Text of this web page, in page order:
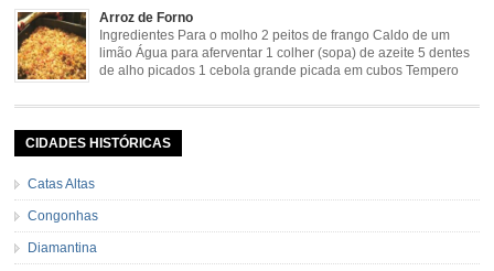
de Preparo: 40 minutos http://eusoumineirouaiso.com.br/culinaria-
mineira/bananada#tempo-de-preparo
Arroz de Forno
Ingredientes Para o molho 2 peitos de frango Caldo de um
limão Água para aferventar 1 colher (sopa) de azeite 5 dentes
de alho picados 1 cebola grande picada em cubos Tempero
pele e sem sementes 1 pitada de noz moscada Salsa e cebolinha Pimenta
CIDADES HISTÓRICAS
Catas Altas
Congonhas
Diamantina